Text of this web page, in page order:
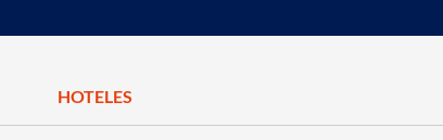
HOTELES